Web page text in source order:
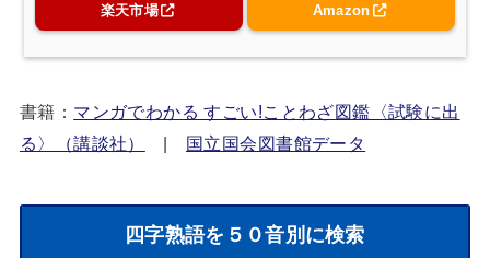
楽天市場 Amazon
書籍： マンガでわかる すごい!ことわざ図鑑〈試験に出
る〉（講談社）
| 国立国会図書館データ
四字熟語を５０音別に検索